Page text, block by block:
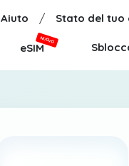
Aiuto / Stato del tuo
eSIM
NUOVO